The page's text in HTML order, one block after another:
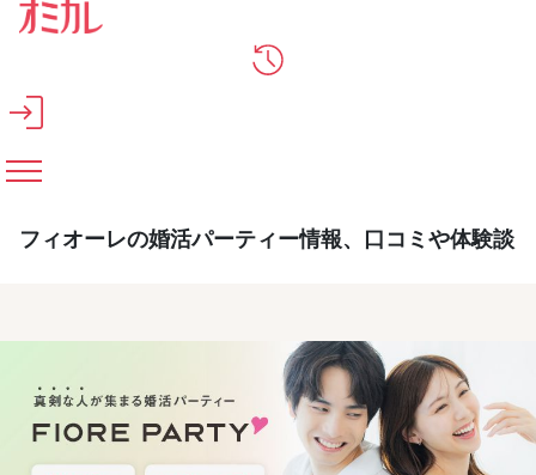
メインコンテンツへスキップ
フィオーレの婚活パーティー情報、口コミや体験談